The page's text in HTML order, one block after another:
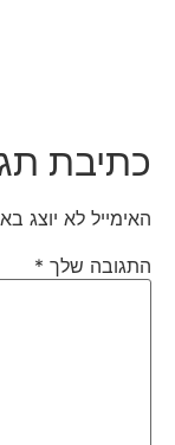
כתיבת
האימייל לא יוצג
התגובה שלך*